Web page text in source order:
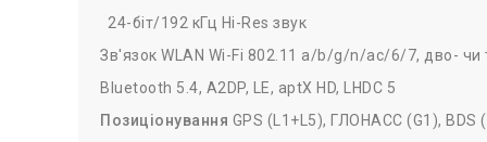
24-біт/192 кГц Hi-Res звук
Зв'язок WLAN Wi-Fi 802.11 a/b/g/n/ac/6/7, дво- чи
Bluetooth 5.4, A2DP, LE, aptX HD, LHDC 5
Позиціонування GPS (L1+L5), ГЛОНАСС (G1), BDS